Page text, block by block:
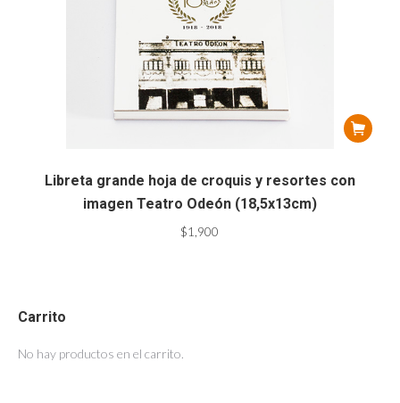
Libreta grande hoja de croquis y resortes con
imagen Teatro Odeón (18,5x13cm)
$1,900
Carrito
No hay productos en el carrito.